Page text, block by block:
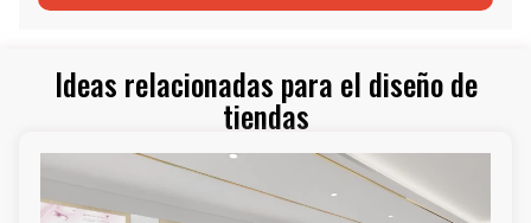
Ideas relacionadas para el diseño de
tiendas